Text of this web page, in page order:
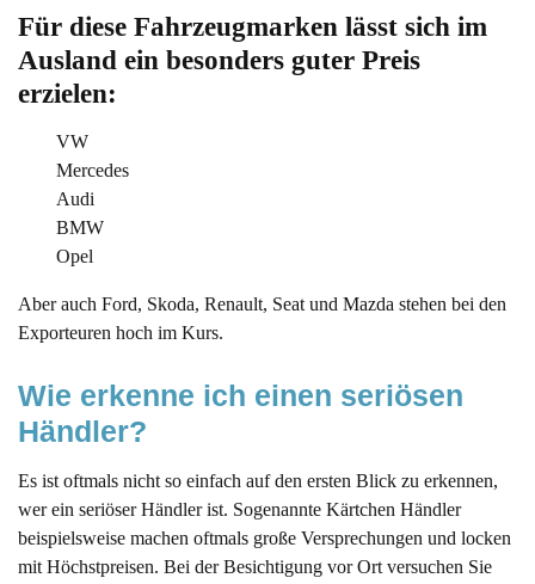
Für diese Fahrzeugmarken lässt sich im
Ausland ein besonders guter Preis
erzielen:
VW
Mercedes
Audi
BMW
Opel
Aber auch Ford, Skoda, Renault, Seat und Mazda stehen bei den
Exporteuren hoch im Kurs.
Wie erkenne ich einen seriösen
Händler?
Es ist oftmals nicht so einfach auf den ersten Blick zu erkennen,
wer ein seriöser Händler ist. Sogenannte Kärtchen Händler
beispielsweise machen oftmals große Versprechungen und locken
mit Höchstpreisen. Bei der Besichtigung vor Ort versuchen Sie